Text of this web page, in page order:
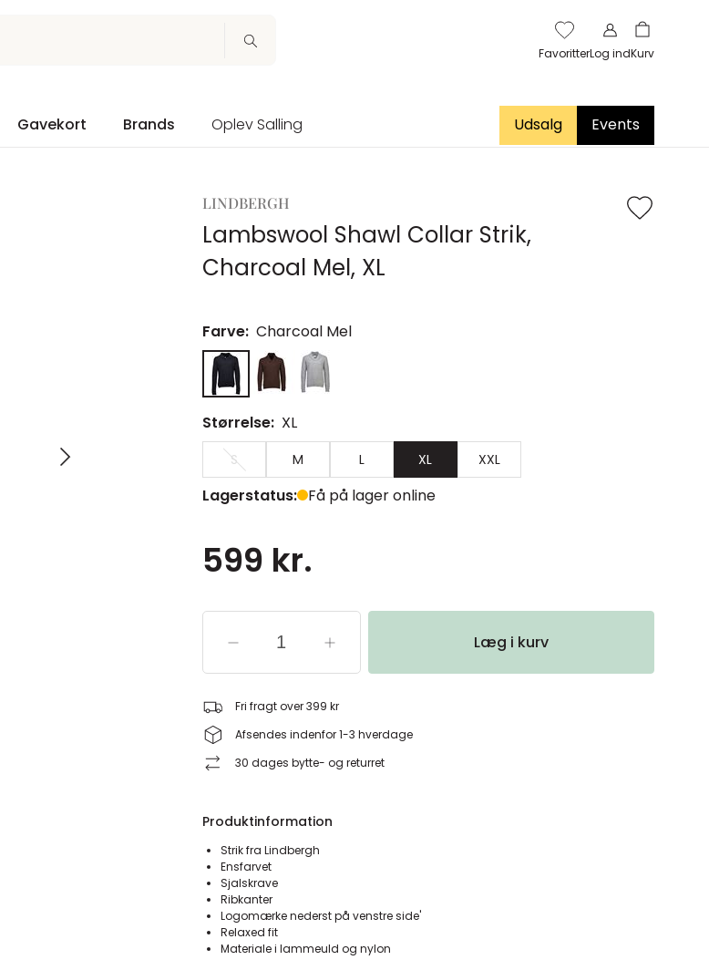
FavoritterLog indKurv
Gavekort Brands Oplev Salling Udsalg Events
LINDBERGH
Lambswool Shawl Collar Strik,
Charcoal Mel, XL
Farve: Charcoal Mel
Størrelse: XL
S M L XL XXL
Lagerstatus: Få på lager online
599 kr.
Læg i kurv
Fri fragt over 399 kr
Afsendes indenfor 1-3 hverdage
30 dages bytte- og returret
Produktinformation
Strik fra Lindbergh
Ensfarvet
Sjalskrave
Ribkanter
Logomærke nederst på venstre side'
Relaxed fit
Materiale i lammeuld og nylon